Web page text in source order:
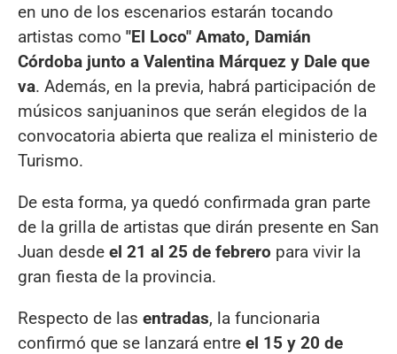
en uno de los escenarios estarán tocando
artistas como "El Loco" Amato, Damián
Córdoba junto a Valentina Márquez y Dale que
va. Además, en la previa, habrá participación de
músicos sanjuaninos que serán elegidos de la
convocatoria abierta que realiza el ministerio de
Turismo.
De esta forma, ya quedó confirmada gran parte
de la grilla de artistas que dirán presente en San
Juan desde el 21 al 25 de febrero para vivir la
gran fiesta de la provincia.
Respecto de las entradas, la funcionaria
confirmó que se lanzará entre el 15 y 20 de